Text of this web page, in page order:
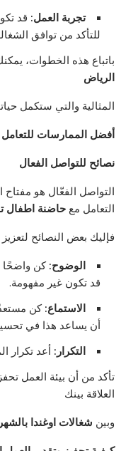
تجربة العمل: قد
للتأكد من توافق
باتباع هذه الخطوات،
الرياض
المثالية والتي ستكمل
أفضل الممارسات للتعامل
نصائح للتواصل الفعال
التواصل الفعّال هو
التعامل مع حاضنة اطفال
فإليك بعض النصائح
الوضوح: كن واضحًا
قد تكون غير مفهومة.
الاستماع: كن
أن يساعد هذا في
التكرار: أعد تكرار
تأكد من أن بيئة العمل
العلاقة بينك
وبين شغالات اوغندا